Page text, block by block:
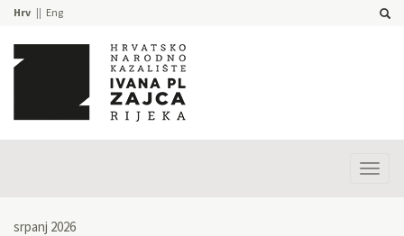
Hrv Eng
srpanj 2026